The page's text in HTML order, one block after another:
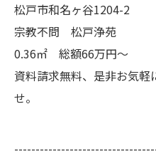
松戸市和名ヶ谷1204-2
宗教不問 松戸浄苑
0.36㎡ 総額66万円～
資料請求無料、是非お気
せ。